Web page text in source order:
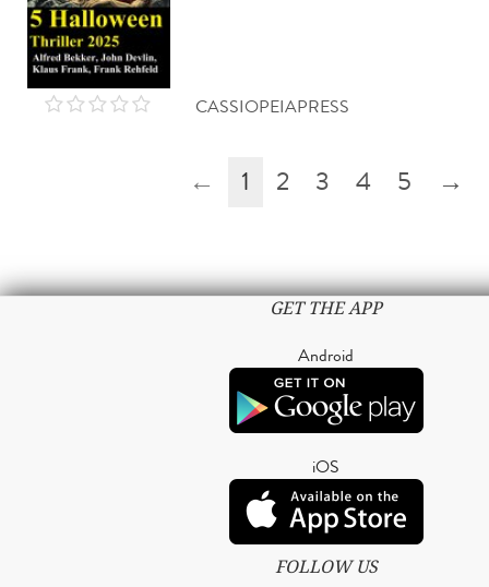
CASSIOPEIAPRESS
← 1 2 3 4 5 →
GET THE APP
Android
iOS
FOLLOW US